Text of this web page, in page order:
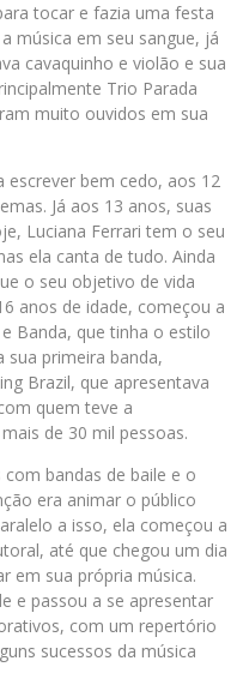
tocar e fazia uma festa
música em seu sangue, já
cavaquinho e violão e sua
Trio Parada
muito ouvidos em sua
bem cedo, aos 12
Já aos 13 anos, suas
Luciana Ferrari tem o seu
ela canta de tudo. Ainda
o seu objetivo de vida
anos de idade, começou a
Banda, que tinha o estilo
sua primeira banda,
Brazil, que apresentava
quem teve a
de 30 mil pessoas.
bandas de baile e o
era animar o público
a isso, ela começou a
até que chegou um dia
em sua própria música.
e passou a se apresentar
com um repertório
sucessos da música